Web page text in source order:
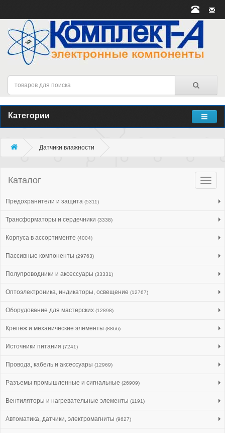
Категории
Датчики влажности
Каталог
Предохранители и защита (5311)
Трансформаторы и сердечники (3338)
Корпуса в ассортименте (4004)
Пассивные компоненты (29763)
Полупроводники и аксессуары (33331)
Оптоэлектроника, индикаторы, освещение (12767)
Оборудование для мастерских (12898)
Крепёж и механические элементы (8866)
Источники питания (7241)
Провода, кабель и аксессуары (12969)
Разъемы промышленные и сигнальные (26909)
Вентиляторы и нагревательные элементы (1191)
Автоматика, датчики, электромагниты (9627)